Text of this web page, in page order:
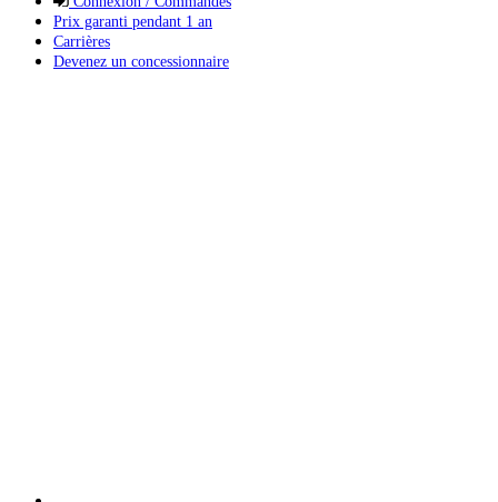
Prix garanti pendant 1 an
Carrières
Devenez un concessionnaire